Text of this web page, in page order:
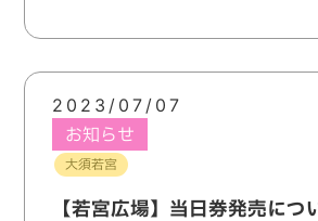
2023/07/07
お知らせ
大須若宮
【若宮広場】当日券発売につ